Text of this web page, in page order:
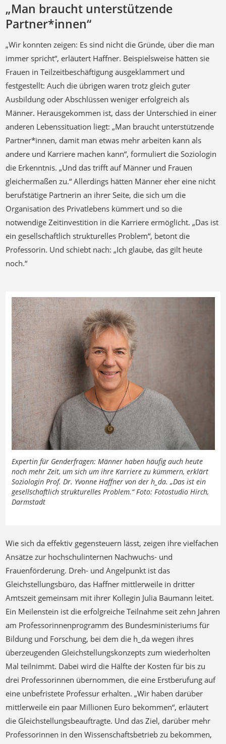
„Man braucht unterstützende
Partner*innen“
„Wir konnten zeigen: Es sind nicht die Gründe, über die man
immer spricht“, erläutert Haffner. Beispielsweise hätten sie
Frauen in Teilzeitbeschäftigung ausgeklammert und
festgestellt: Auch die übrigen waren trotz gleich guter
Ausbildung oder Abschlüssen weniger erfolgreich als
Männer. Herausgekommen ist, dass der Unterschied in einer
anderen Lebenssituation liegt: „Man braucht unterstützende
Partner*innen, damit man etwas mehr arbeiten kann als
andere und Karriere machen kann“, formuliert die Soziologin
die Erkenntnis. „Und das trifft auf Männer und Frauen
gleichermaßen zu.“ Allerdings hätten Männer eher eine nicht
berufstätige Partnerin an ihrer Seite, die sich um die
Organisation des Privatlebens kümmert und so die
notwendige Zeitinvestition in die Karriere ermöglicht. „Das ist
ein gesellschaftlich strukturelles Problem“, betont die
Professorin. Und schiebt nach: „Ich glaube, das gilt heute
noch.“
Expertin für Genderfragen: Männer haben häufig auch heute
noch mehr Zeit, um sich um ihre Karriere zu kümmern, erklärt
Soziologin Prof. Dr. Yvonne Haffner von der h_da. „Das ist ein
gesellschaftlich strukturelles Problem.“ Foto: Fotostudio Hirch,
Darmstadt
Wie sich da effektiv gegensteuern lässt, zeigen ihre vielfachen
Ansätze zur hochschulinternen Nachwuchs- und
Frauenförderung. Dreh- und Angelpunkt ist das
Gleichstellungsbüro, das Haffner mittlerweile in dritter
Amtszeit gemeinsam mit ihrer Kollegin Julia Baumann leitet.
Ein Meilenstein ist die erfolgreiche Teilnahme seit zehn Jahren
am Professorinnenprogramm des Bundesministeriums für
Bildung und Forschung, bei dem die h_da wegen ihres
überzeugenden Gleichstellungskonzepts zum wiederholten
Mal teilnimmt. Dabei wird die Hälfte der Kosten für bis zu
drei Professorinnen übernommen, die eine Erstberufung auf
eine unbefristete Professur erhalten. „Wir haben darüber
mittlerweile ein paar Millionen Euro bekommen“, erläutert
die Gleichstellungsbeauftragte. Und das Ziel, darüber mehr
Professorinnen in den Wissenschaftsbetrieb zu bekommen,